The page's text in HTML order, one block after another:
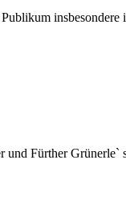
Fürther Grünerle`